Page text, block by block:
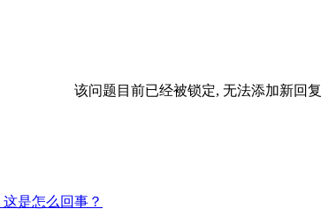
该问题目前已经被锁定, 无法添加新回复
是怎么回事？